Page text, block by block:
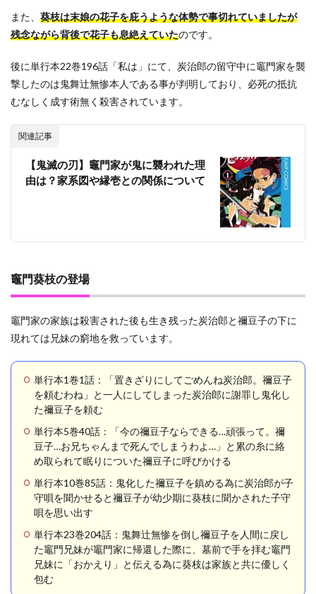
また、 葵枝は末娘の花子を庇うような体勢で事切れていましたが
残念ながら背後で花子も息絶えていたのです。
後に単行本22巻196話「私は」にて、炭治郎の留守中に竈門家を襲
撃したのは鬼舞辻無惨本人である事が判明しており、必死の抵抗
むなしく成す術無く殺害されています。
関連記事
【鬼滅の刃】竈門家が鬼に襲われた理
由は？家系図や縁壱との関係について
竈門葵枝の登場
竈門家の家族は殺害された後も生き残った炭治郎と禰豆子の下に
現れては兄妹の窮地を救っています。
単行本1巻1話：「置きざりにしてごめんね炭治郎。禰豆子
を頼むわね」と一人にしてしまった炭治郎に謝罪し鬼化し
た禰豆子を頼む
単行本5巻40話：「今の禰豆子ならできる…頑張って。禰
豆子…お兄ちゃんまで死んでしまうわよ…」と累の糸に絡
め取られて眠りについた禰豆子に呼びかける
単行本10巻85話：鬼化した禰豆子を鎮める為に炭治郎が子
守唄を聞かせると禰豆子が幼少期に葵枝に聞かされた子守
唄を思い出す
単行本23巻204話：鬼舞辻無惨を倒し禰豆子を人間に戻し
た竈門兄妹が竈門家に帰還した際に、墓前で手を拝む竈門
兄妹に「おかえり」と伝える為に葵枝は家族と共に優しく
包む